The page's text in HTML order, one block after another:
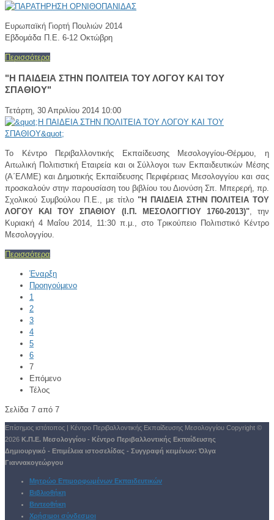
Ευρωπαϊκή Γιορτή Πουλιών 2014
Εβδομάδα Π.Ε. 6-12 Οκτώβρη
Περισσότερα
"Η ΠΑΙΔΕΙΑ ΣΤΗΝ ΠΟΛΙΤΕΙΑ ΤΟΥ ΛΟΓΟΥ ΚΑΙ ΤΟΥ
ΣΠΑΘΙΟΥ"
Τετάρτη, 30 Απριλίου 2014 10:00
Το Κέντρο Περιβαλλοντικής Εκπαίδευσης Μεσολογγίου-Θέρμου, η
Αιτωλική Πολιτιστική Εταιρεία και οι Σύλλογοι των Εκπαιδευτικών Μέσης
(Α΄ΕΛΜΕ) και Δημοτικής Εκπαίδευσης Περιφέρειας Μεσολογγίου και σας
προσκαλούν στην παρουσίαση του βιβλίου του Διονύση Σπ. Μπερερή, πρ.
Σχολικού Συμβούλου Π.Ε., με τίτλο "Η ΠΑΙΔΕΙΑ ΣΤΗΝ ΠΟΛΙΤΕΙΑ ΤΟΥ
ΛΟΓΟΥ ΚΑΙ ΤΟΥ ΣΠΑΘΙΟΥ (Ι.Π. ΜΕΣΟΛΟΓΓΙΟΥ 1760-2013)", την
Κυριακή 4 Μαΐου 2014, 11:30 π.μ., στο Τρικούπειο Πολιτιστικό Κέντρο
Μεσολογγίου.
Περισσότερα
Έναρξη
Προηγούμενο
1
2
3
4
5
6
7
Επόμενο
Τέλος
Σελίδα 7 από 7
Επίσημος ιστότοπος | Κέντρο Περιβαλλοντικής Εκπαίδευσης Μεσολογγίου Copyright ©
2026 Κ.Π.Ε. Μεσολογγίου - Κέντρο Περιβαλλοντικής Εκπαίδευσης
Δημιουργικό - Επιμέλεια ιστοσελίδας - Συγγραφή κειμένων: Όλγα
Γιαννακογεώργου
Μητρώο Επιμορφωμένων Εκπαιδευτικών
Βιβλιοθήκη
Βιντεοθήκη
Χρήσιμοι σύνδεσμοι